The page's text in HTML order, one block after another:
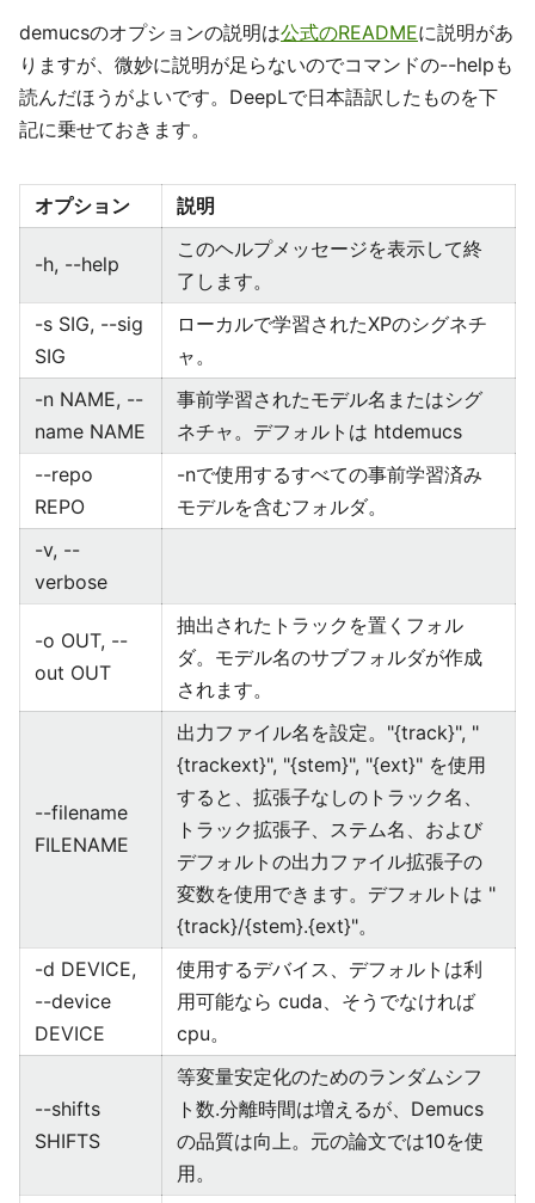
demucsのオプションの説明は公式のREADMEに説明があ
りますが、微妙に説明が足らないのでコマンドの--helpも
読んだほうがよいです。DeepLで日本語訳したものを下
記に乗せておきます。
オプション 説明
-h, --help
このヘルプメッセージを表示して終
了します。
-s SIG, --sig
SIG
ローカルで学習されたXPのシグネチ
ャ。
-n NAME, --
name NAME
事前学習されたモデル名またはシグ
ネチャ。デフォルトは htdemucs
--repo
REPO
-nで使用するすべての事前学習済み
モデルを含むフォルダ。
-v, --
verbose
-o OUT, --
out OUT
抽出されたトラックを置くフォル
ダ。モデル名のサブフォルダが作成
されます。
--filename
FILENAME
出力ファイル名を設定。"{track}", "
{trackext}", "{stem}", "{ext}" を使用
すると、拡張子なしのトラック名、
トラック拡張子、ステム名、および
デフォルトの出力ファイル拡張子の
変数を使用できます。デフォルトは "
{track}/{stem}.{ext}"。
-d DEVICE,
--device
DEVICE
使用するデバイス、デフォルトは利
用可能なら cuda、そうでなければ
cpu。
--shifts
SHIFTS
等変量安定化のためのランダムシフ
ト数.分離時間は増えるが、Demucs
の品質は向上。元の論文では10を使
用。